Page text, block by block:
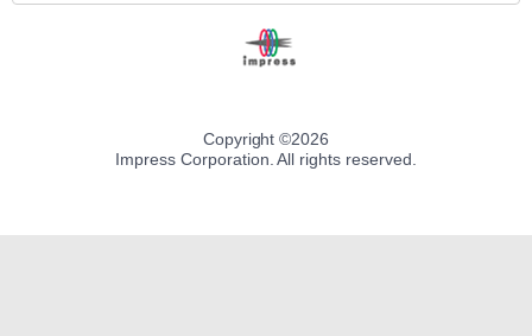
Copyright ©2026
Impress Corporation. All rights reserved.